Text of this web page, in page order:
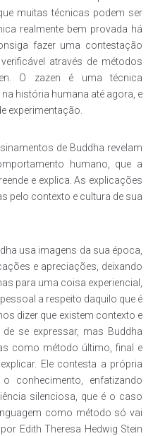
muitas técnicas podem ser
realmente bem provada há
fazer uma contestação
através de métodos
O zazen é uma técnica
história humana até agora, e
experimentação.
de Buddha revelam
humano, que a
e explica. As explicações
pelo contexto e cultura de sua
usa imagens da sua época,
e apreciações, deixando
para uma coisa experiencial,
a respeito daquilo que é
dizer que existem contexto e
se expressar, mas Buddha
como método último, final e
Ele contesta a própria
conhecimento, enfatizando
silenciosa, que é o caso
como método só vai
Edith Theresa Hedwig Stein